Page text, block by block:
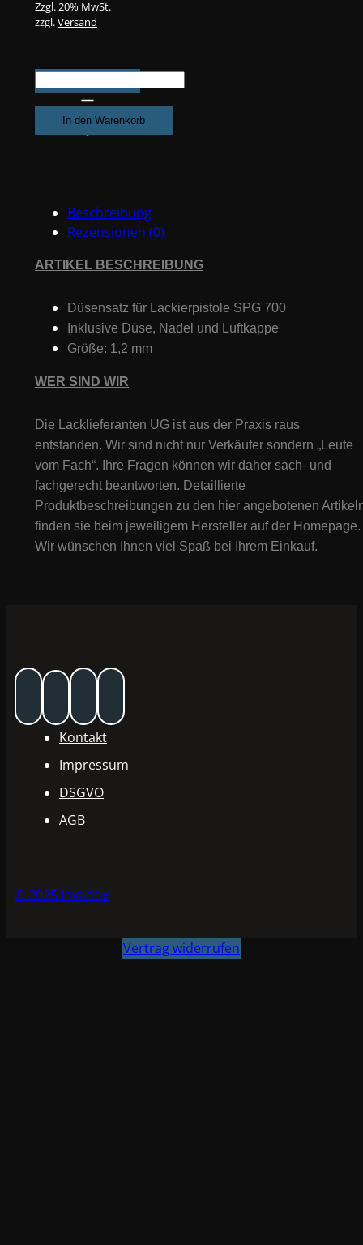
€ 45,18
Zzgl. 20% MwSt.
zzgl.Versand
FINIXA
Düsensatz
Spritzpistole
In den Warenkorb
Beschreibung
Rezensionen (0)
ARTIKEL BESCHREIBUNG
Düsensatz für Lackierpistole SPG 700
Inklusive Düse, Nadel und Luftkappe
Größe: 1,2 mm
WER SIND WIR
Die Lacklieferanten UG ist aus der Praxis raus
entstanden. Wir sind nicht nur Verkäufer sondern „Leute
vom Fach“. Ihre Fragen können wir daher sach- und
fachgerecht beantworten. Detaillierte
Produktbeschreibungen zu den hier angebotenen
finden sie beim jeweiligem Hersteller auf der Homepage.
Wir wünschen Ihnen viel Spaß bei Ihrem Einkauf.
Kontakt
Impressum
DSGVO
AGB
© 2025 Invadox
Vertrag widerrufen